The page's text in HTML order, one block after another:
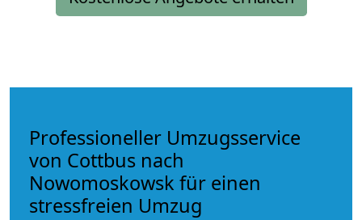
Professioneller Umzugsservice
von Cottbus nach
Nowomoskowsk für einen
stressfreien Umzug